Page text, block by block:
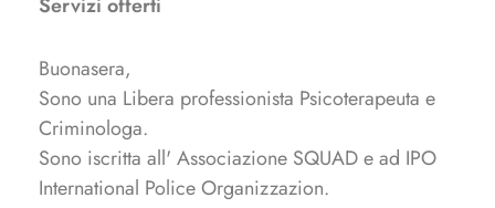
Buonasera,
Sono una Libera professionista Psicoterapeuta e
Criminologa.
Sono iscritta all' Associazione SQUAD e ad IPO
International Police Organizzazion.